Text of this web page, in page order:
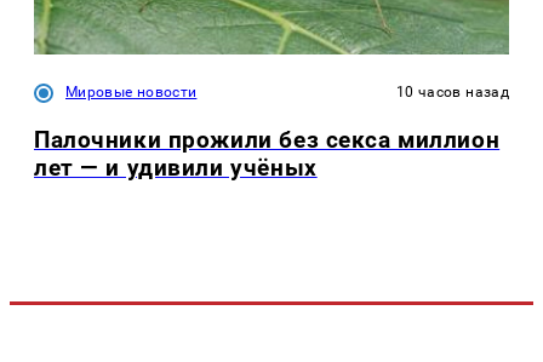
Мировые новости 10 часов назад
Палочники прожили без секса миллион
лет — и удивили учёных